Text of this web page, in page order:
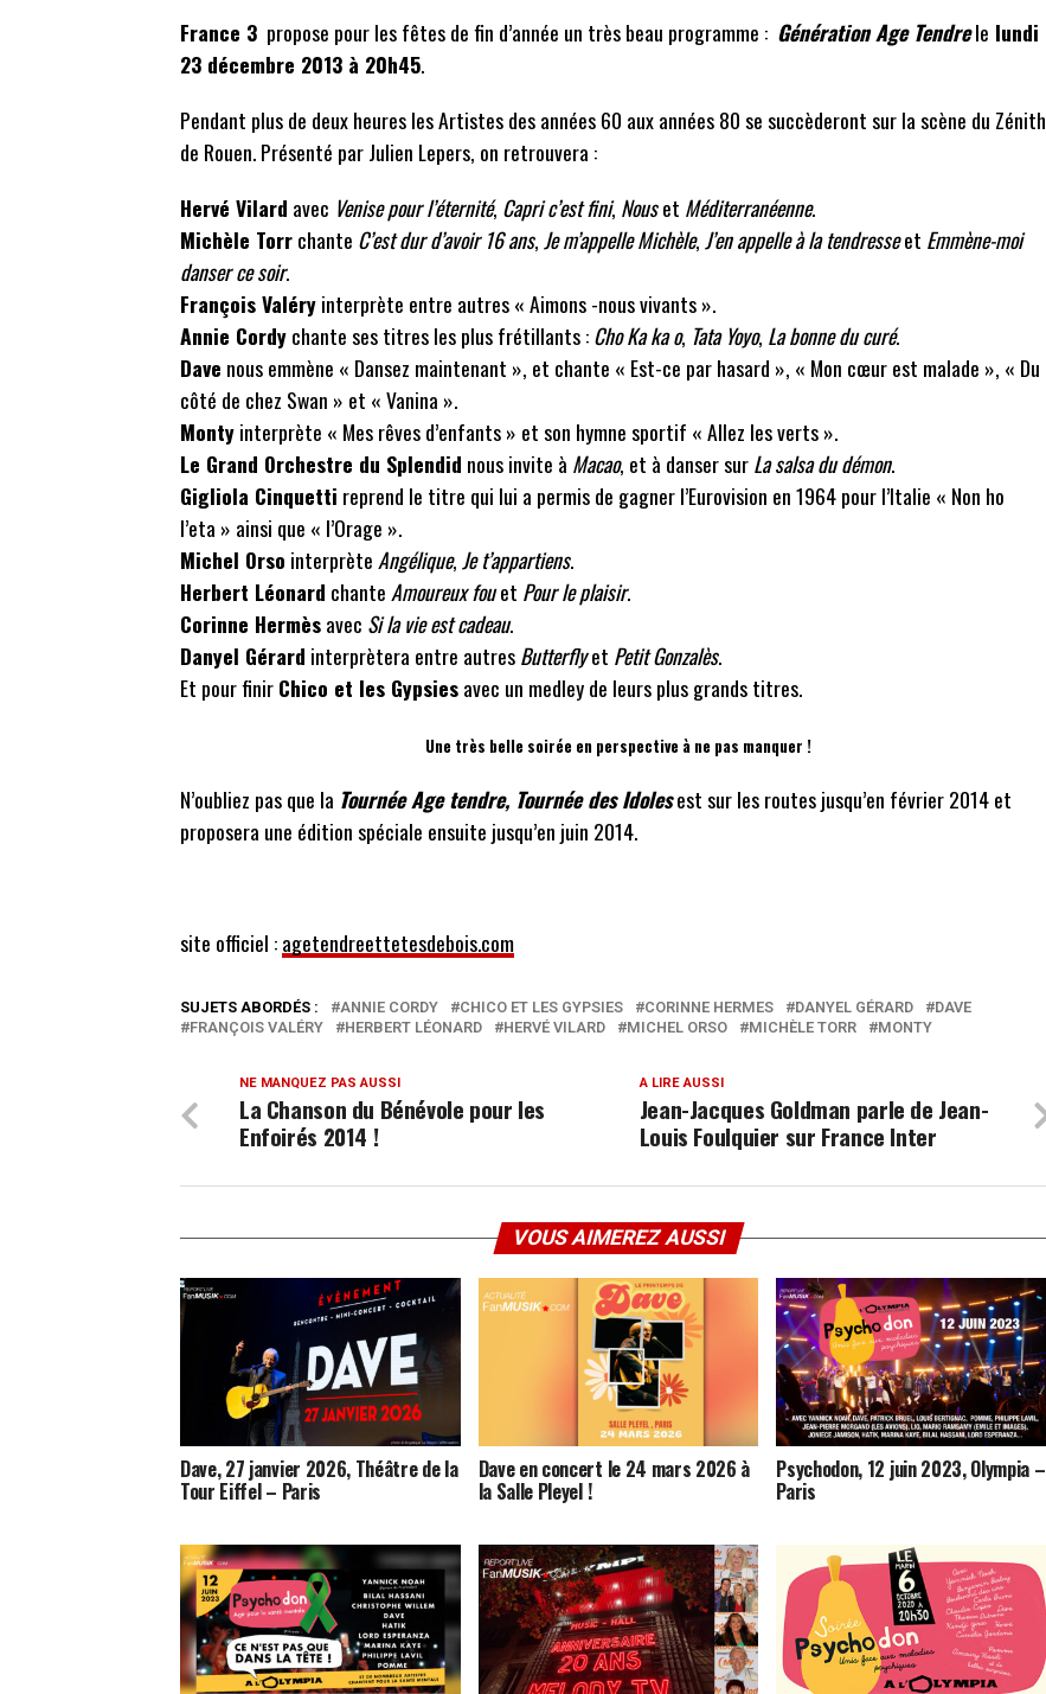
France 3 propose pour les fêtes de fin d’année un très beau programme : Génération Age Tendrele lundi
23 décembre 2013 à 20h45.
Pendant plus de deux heures les Artistes des années 60 aux années 80 se succèderont sur la scène du Zénith
de Rouen. Présenté par Julien Lepers, on retrouvera :
Hervé Vilard avec Venise pour l’éternité, Capri c’est fini, Nouset Méditerranéenne.
Michèle Torrchante C’est dur d’avoir 16 ans, Je m’appelle Michèle, J’en appelle à la tendresseet Emmène-moi
danser ce soir.
François Valéryinterprète entre autres « Aimons -nous vivants ».
Annie Cordychante ses titres les plus frétillants :Cho Ka ka o, Tata Yoyo, La bonne du curé.
Dave nous emmène « Dansez maintenant », et chante « Est-ce par hasard », « Mon cœur est malade », « Du
côté de chez Swan » et « Vanina ».
Montyinterprète « Mes rêves d’enfants » et son hymne sportif « Allez les verts ».
Le Grand Orchestre du Splendid nous invite à Macao, et à danser surLa salsa du démon.
Gigliola Cinquetti reprend le titre qui lui a permis de gagner l’Eurovision en 1964 pour l’Italie « Non ho
l’eta » ainsi que « l’Orage ».
Michel Orso interprète Angélique, Je t’appartiens.
Herbert Léonard chante Amoureux fouet Pour le plaisir.
Corinne Hermèsavec Si la vie est cadeau.
Danyel Gérard interprètera entre autresButterflyet Petit Gonzalès.
Et pour finirChico et les Gypsiesavec un medley de leurs plus grands titres.
Une très belle soirée en perspective à ne pas manquer !
N’oubliez pas que la Tournée Age tendre, Tournée des Idolesest sur les routes jusqu’en février 2014 et
proposera une édition spéciale ensuite jusqu’en juin 2014.
site officiel :agetendreettetesdebois.com
SUJETS ABORDÉS : ANNIE CORDY CHICO ET LES GYPSIES CORINNE HERMES DANYEL GÉRARD
DAVE
FRANÇOIS VALÉRY
HERBERT LÉONARD HERVÉ VILARD MICHEL ORSO MICHÈLE TORR MONTY
A LIRE AUSSI
Jean-Jacques Goldman parle de Jean-
Louis Foulquier sur France Inter
NE MANQUEZ PAS AUSSI
La Chanson du Bénévole pour les
Enfoirés 2014 !
VOUS AIMEREZ AUSSI
Dave, 27 janvier 2026, Théâtre de la
Tour Eiffel – Paris
Dave en concert le 24 mars 2026 à
la Salle Pleyel !
Psychodon, 12 juin 2023, Olympia –
Paris